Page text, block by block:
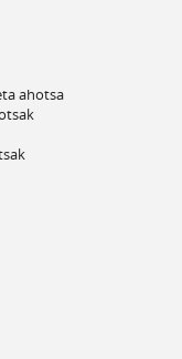
ahotsa